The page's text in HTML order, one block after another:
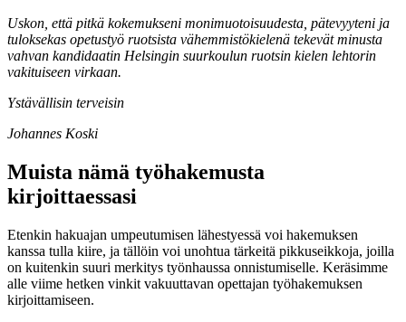
Uskon, että pitkä kokemukseni monimuotoisuudesta, pätevyyteni ja
tuloksekas opetustyö ruotsista vähemmistökielenä tekevät minusta
vahvan kandidaatin Helsingin suurkoulun ruotsin kielen lehtorin
vakituiseen virkaan.
Ystävällisin terveisin
Johannes Koski
Muista nämä työhakemusta
kirjoittaessasi
Etenkin hakuajan umpeutumisen lähestyessä voi hakemuksen
kanssa tulla kiire, ja tällöin voi unohtua tärkeitä pikkuseikkoja, joilla
on kuitenkin suuri merkitys työnhaussa onnistumiselle. Keräsimme
alle viime hetken vinkit vakuuttavan opettajan työhakemuksen
kirjoittamiseen.